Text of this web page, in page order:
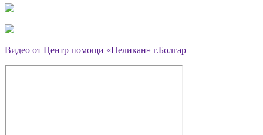
Видео от Центр помощи «Пеликан» г.Болгар